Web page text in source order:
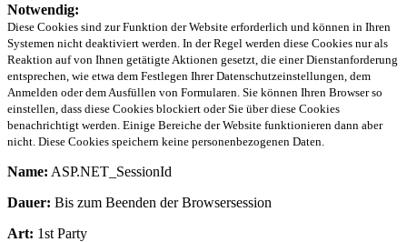
Notwendig:
Diese Cookies sind zur Funktion der Website erforderlich und können in Ihren
Systemen nicht deaktiviert werden. In der Regel werden diese Cookies nur als
Reaktion auf von Ihnen getätigte Aktionen gesetzt, die einer Dienstanforderung
entsprechen, wie etwa dem Festlegen Ihrer Datenschutzeinstellungen, dem
Anmelden oder dem Ausfüllen von Formularen. Sie können Ihren Browser so
einstellen, dass diese Cookies blockiert oder Sie über diese Cookies
benachrichtigt werden. Einige Bereiche der Website funktionieren dann aber
nicht. Diese Cookies speichern keine personenbezogenen Daten.
Name: ASP.NET_SessionId
Dauer: Bis zum Beenden der Browsersession
Art: 1st Party